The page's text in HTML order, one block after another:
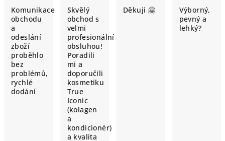
Komunikace
obchodu
a
odeslání
zboží
proběhlo
bez
problémů,
rychlé
dodání
Skvělý
obchod s
velmi
profesionální
obsluhou!
Poradili
mi a
doporučili
kosmetiku
True
Iconic
(kolagen
a
kondicionér)
a kvalita
Děkuji 🤗
Výborný,
pevný a
lehký?